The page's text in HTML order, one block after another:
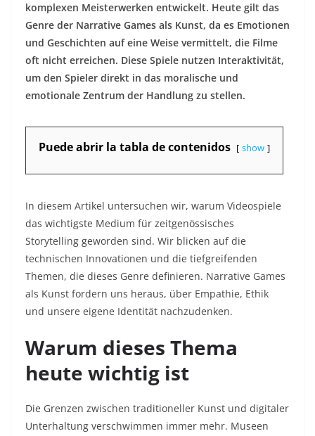
komplexen Meisterwerken entwickelt. Heute gilt das
Genre der Narrative Games als Kunst, da es Emotionen
und Geschichten auf eine Weise vermittelt, die Filme
oft nicht erreichen. Diese Spiele nutzen Interaktivität,
um den Spieler direkt in das moralische und
emotionale Zentrum der Handlung zu stellen.
Puede abrir la tabla de contenidos show
In diesem Artikel untersuchen wir, warum Videospiele
das wichtigste Medium für zeitgenössisches
Storytelling geworden sind. Wir blicken auf die
technischen Innovationen und die tiefgreifenden
Themen, die dieses Genre definieren. Narrative Games
als Kunst fordern uns heraus, über Empathie, Ethik
und unsere eigene Identität nachzudenken.
Warum dieses Thema
heute wichtig ist
Die Grenzen zwischen traditioneller Kunst und digitaler
Unterhaltung verschwimmen immer mehr. Museen